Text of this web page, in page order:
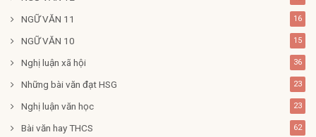
NGỮ VĂN 11 16
NGỮ VĂN 10 15
Nghị luận xã hội 36
Những bài văn đạt HSG 23
Nghị luận văn học 23
Bài văn hay THCS 62